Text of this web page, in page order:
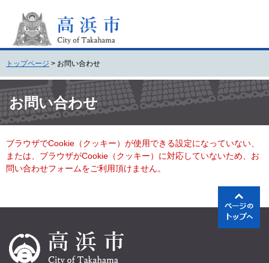
頭
で
す
。
飛
ば
し
て
本
へ
トップページ > お問い合わせ
文 お問い合わせ
ブラウザでCookie（クッキー）が使用できる設定になっていない、
または、ブラウザがCookie（クッキー）に対応していないため、お
問い合わせフォームをご利用頂けません。